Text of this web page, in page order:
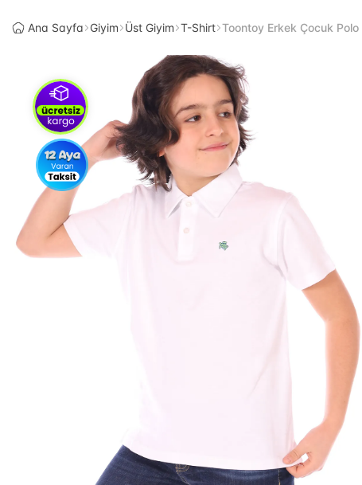
Ana Sayfa Giyim Üst Giyim T-Shirt Toontoy Erkek Çocuk